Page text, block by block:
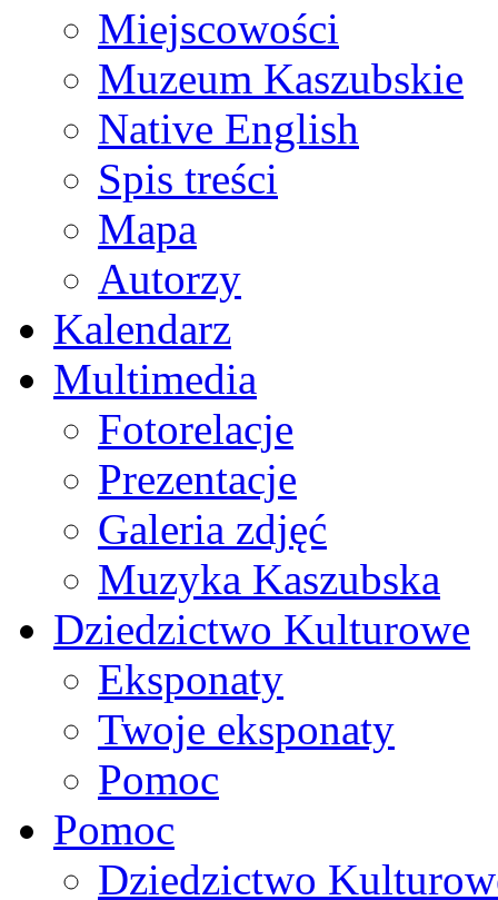
Miejscowości
Muzeum Kaszubskie
Native English
Spis treści
Mapa
Autorzy
Kalendarz
Multimedia
Fotorelacje
Prezentacje
Galeria zdjęć
Muzyka Kaszubska
Dziedzictwo Kulturowe
Eksponaty
Twoje eksponaty
Pomoc
Pomoc
Dziedzictwo